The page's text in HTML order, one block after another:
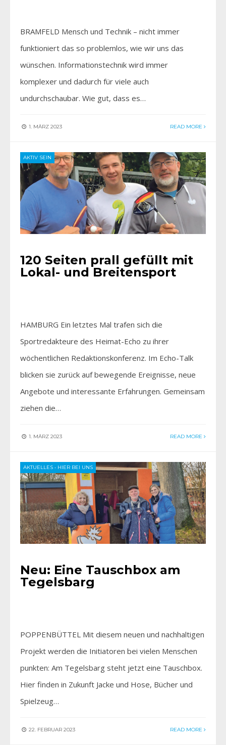
BRAMFELD Mensch und Technik – nicht immer
funktioniert das so problemlos, wie wir uns das
wünschen. Informationstechnik wird immer
komplexer und dadurch für viele auch
undurchschaubar. Wie gut, dass es…
1. MÄRZ 2023 READ MORE
AKTIV SEIN
120 Seiten prall gefüllt mit
Lokal- und Breitensport
HAMBURG Ein letztes Mal trafen sich die
Sportredakteure des Heimat-Echo zu ihrer
wöchentlichen Redaktionskonferenz. Im Echo-Talk
blicken sie zurück auf bewegende Ereignisse, neue
Angebote und interessante Erfahrungen. Gemeinsam
ziehen die…
1. MÄRZ 2023 READ MORE
AKTUELLES • HIER BEI UNS
Neu: Eine Tauschbox am
Tegelsbarg
POPPENBÜTTEL Mit diesem neuen und nachhaltigen
Projekt werden die Initiatoren bei vielen Menschen
punkten: Am Tegelsbarg steht jetzt eine Tauschbox.
Hier finden in Zukunft Jacke und Hose, Bücher und
Spielzeug…
22. FEBRUAR 2023 READ MORE